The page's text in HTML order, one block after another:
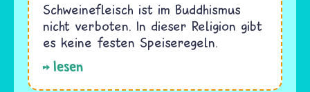
Schweinefleisch ist im Buddhismus
nicht verboten. In dieser Religion gibt
es keine festen Speiseregeln.
lesen